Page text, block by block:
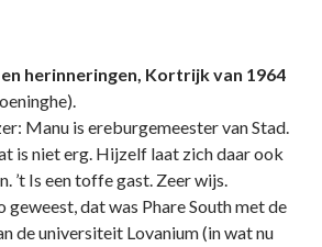
herinneringen, Kortrijk van 1964
Manu is ereburgemeester van Stad.
is niet erg. Hijzelf laat zich daar ook
’t Is een toffe gast. Zeer wijs.
geweest, dat was Phare South met de
de universiteit Lovanium (in wat nu